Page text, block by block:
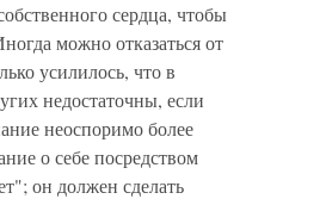
сердца, чтобы
можно отказаться от
усилилось, что в
недостаточны, если
неоспоримо более
о себе посредством
он должен сделать